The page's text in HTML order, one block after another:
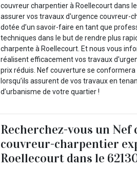
couvreur charpentier à Roellecourt dans
assurer vos travaux d'urgence couvreur-
dotée d’un savoir-faire en tant que
techniques dans le but de rendre plus
charpente à Roellecourt. Et nous vous
réalisent efficacement vos travaux
prix réduis. Nef couverture se
lorsqu’ils assurent de vos travaux en
d’urbanisme de votre quartier !
Recherchez-vous un
couvreur-charpentier
Roellecourt dans le